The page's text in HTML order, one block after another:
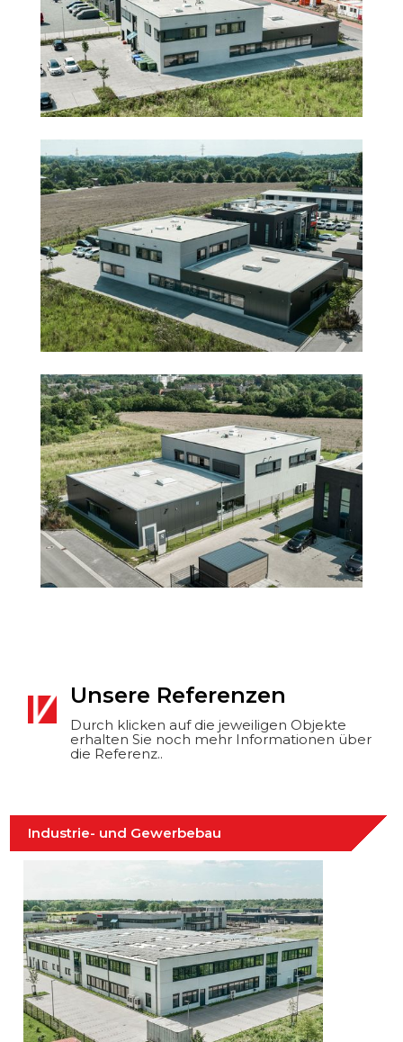
Unsere Referenzen
Durch klicken auf die jeweiligen Objekte
erhalten Sie noch mehr Informationen über
die Referenz..
Industrie- und Gewerbebau